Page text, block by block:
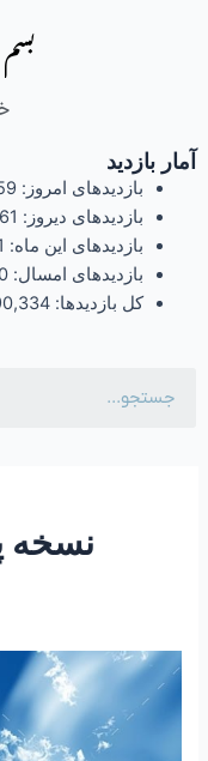
آمار بازدید
بازدیدهای امروز:
بازدیدهای دیروز:
بازدیدهای این ماه:
بازدیدهای امسال:
کل بازدیدها:
نسخه
۲۳۶
-ساعتی
تفکر